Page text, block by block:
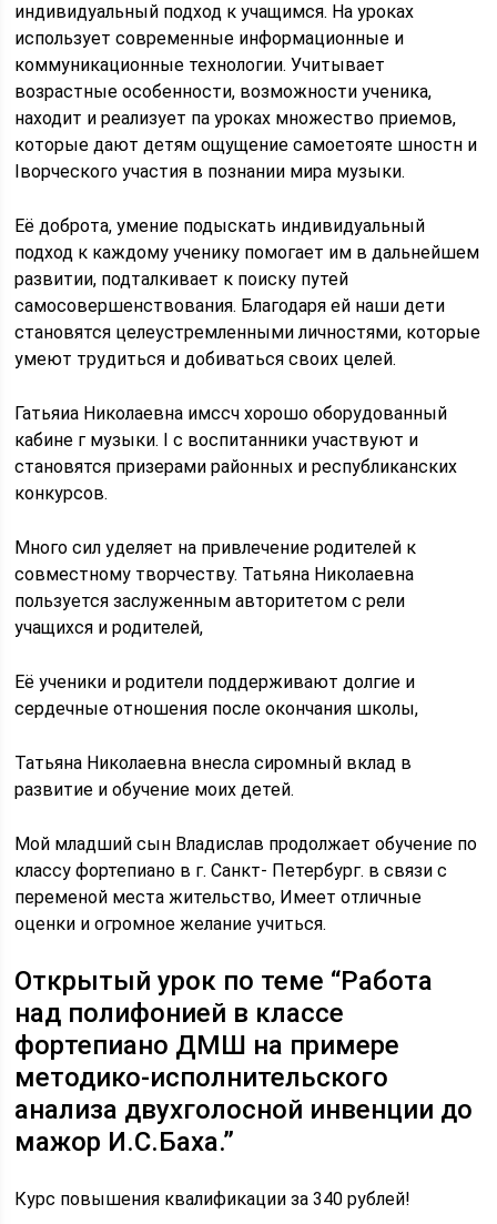
индивидуальный подход к учащимся. На уроках
использует современные информационные и
коммуникационные технологии. Учитывает
возрастные особенности, возможности ученика,
находит и реализует па уроках множество приемов,
которые дают детям ощущение самоетояте шностн и
Iворческого участия в познании мира музыки.
Её доброта, умение подыскать индивидуальный
подход к каждому ученику помогает им в дальнейшем
развитии, подталкивает к поиску путей
самосовершенствования. Благодаря ей наши дети
становятся целеустремленными личностями, которые
умеют трудиться и добиваться своих целей.
Гатьяиа Николаевна имссч хорошо оборудованный
кабине г музыки. I с воспитанники участвуют и
становятся призерами районных и республиканских
конкурсов.
Много сил уделяет на привлечение родителей к
совместному творчеству. Татьяна Николаевна
пользуется заслуженным авторитетом с рели
учащихся и родителей,
Её ученики и родители поддерживают долгие и
сердечные отношения после окончания школы,
Татьяна Николаевна внесла сиромный вклад в
развитие и обучение моих детей.
Мой младший сын Владислав продолжает обучение по
классу фортепиано в г. Санкт- Петербург. в связи с
переменой места жительство, Имеет отличные
оценки и огромное желание учиться.
Открытый урок по теме “Работа
над полифонией в классе
фортепиано ДМШ на примере
методико-исполнительского
анализа двухголосной инвенции до
мажор И.С.Баха.”
Курс повышения квалификации за 340 рублей!